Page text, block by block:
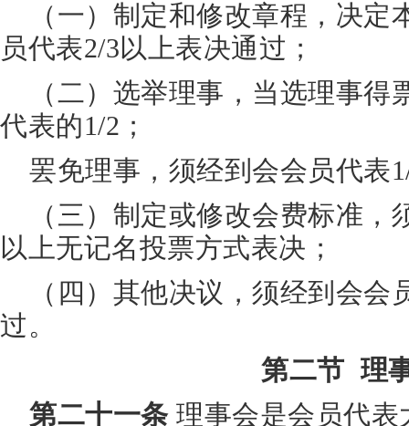
（一）制定和修改章程，决
员代表2/3以上表决通过；
（二）选举理事，当选理事
代表的1/2；
罢免理事，须经到会会员代表
（三）制定或修改会费标准，
以上无记名投票方式表决；
（四）其他决议，须经到会会
过。
第二节 理
第二十一条理事会是会员代表